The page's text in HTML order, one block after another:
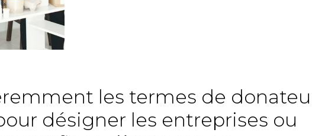
les termes de
désigner les entreprises ou